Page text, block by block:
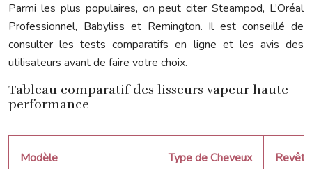
Parmi les plus populaires, on peut citer Steampod, L’Oréal
Professionnel, Babyliss et Remington. Il est conseillé de
consulter les tests comparatifs en ligne et les avis des
utilisateurs avant de faire votre choix.
Tableau comparatif des lisseurs vapeur haute
performance
Modèle Type de Cheveux